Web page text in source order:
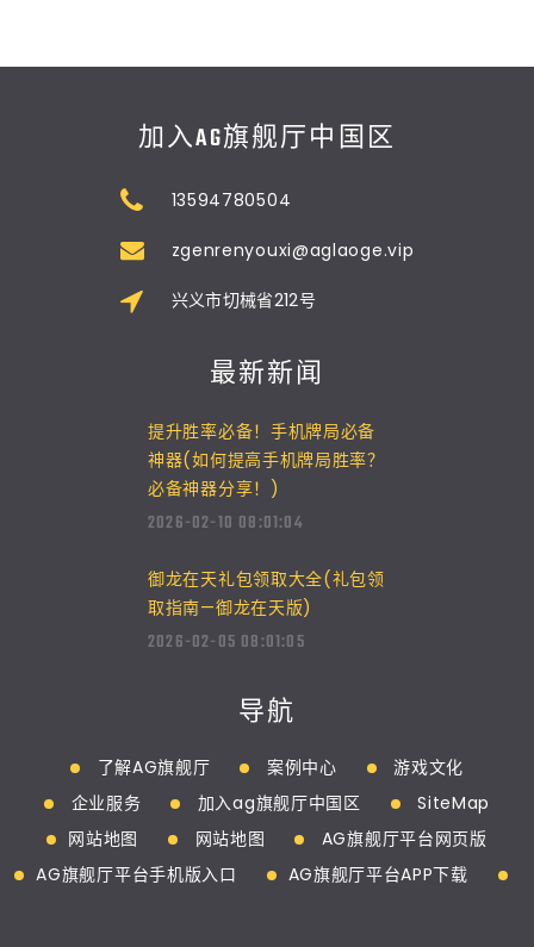
加入AG旗舰厅中国区
13594780504
zgenrenyouxi@aglaoge.vip
兴义市切械省212号
最新新闻
提升胜率必备！手机牌局必备
神器(如何提高手机牌局胜率？
必备神器分享！)
2026-02-10 08:01:04
御龙在天礼包领取大全(礼包领
取指南—御龙在天版)
2026-02-05 08:01:05
导航
了解AG旗舰厅 案例中心
游戏文化
企业服务
加入ag旗舰厅中国区
SiteMap
网站地图
网站地图
AG旗舰厅平台网页版
AG旗舰厅平台手机版入口
AG旗舰厅平台APP下载